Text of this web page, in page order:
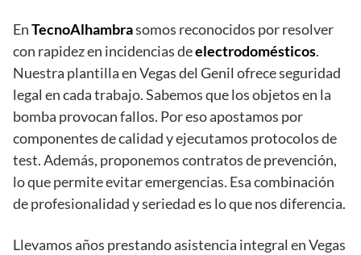
EnTecnoAlhambrasomos reconocidos por resolver
con rapidez en incidencias deelectrodomésticos.
Nuestra plantilla en Vegas del Genil ofrece seguridad
legal en cada trabajo. Sabemos que los objetos en la
bomba provocan fallos. Por eso apostamos por
componentes de calidad y ejecutamos protocolos de
test. Además, proponemos contratos de prevención,
lo que permite evitar emergencias. Esa combinación
de profesionalidad y seriedad es lo que nos diferencia.
Llevamos años prestando asistencia integral en Vegas